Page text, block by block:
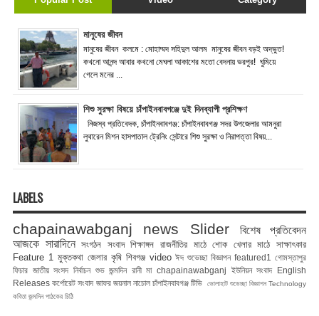
মানুষের জীবন
মানুষের জীবন কলমে : মোহাম্মদ সহিদুল আলম মানুষের জীবন বড়ই অদ্ভুত!
কখনো আনন্দ আবার কখনো মেঘলা আকাশের মতো বেদনায় ভরপুর! ঘুমিয়ে
গেলে মনের ...
শিশু সুরক্ষা বিষয়ে চাঁপাইনবাবগঞ্জে দুই দিনব্যাপী প্রশিক্ষণ
নিজস্ব প্রতিবেদক, চাঁপাইনবাবগঞ্জ: চাঁপাইনবাবগঞ্জ সদর উপজেলার আমনুরা
লুথারেন মিশন হাসপাতাল ট্রেনিং সেন্টারে শিশু সুরক্ষা ও নিরাপত্তা বিষয়...
LABELS
chapainawabganj news Slider
বিশেষ প্রতিবেদন
আজকে সারাদিনে সংগঠন সংবাদ শিক্ষাঙ্গন রাজনীতির মাঠে শোক খেলার মাঠে
সাক্ষাৎকার
Feature 1 মুক্তকথা জেলার কৃষি শিবগঞ্জ video ঈদ শুভেচ্ছা বিজ্ঞাপন featured1
গোমস্তাপুর
ফিচার জাতীয় সংসদ নির্বাচন শুভ জন্মদিন রানী মা chapainawabganj ইউনিয়ন সংবাদ English
Releases কর্পোরেট সংবাদ জাফর জয়নাল নাচোল চাঁপাইনবাবগঞ্জ টিভি ভোলাহাট শুভেচ্ছা বিজ্ঞাপন Technology
কবিতা জন্মদিন পাঠকের চিঠি